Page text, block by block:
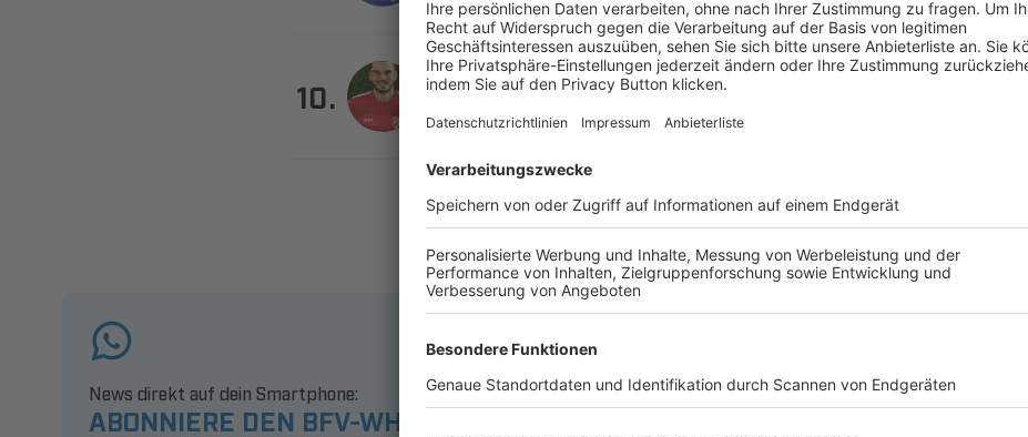
.
 
ABONNIERE DEN BFV-WHATSAPP-KANAL!
News direkt auf dein Smartphone: